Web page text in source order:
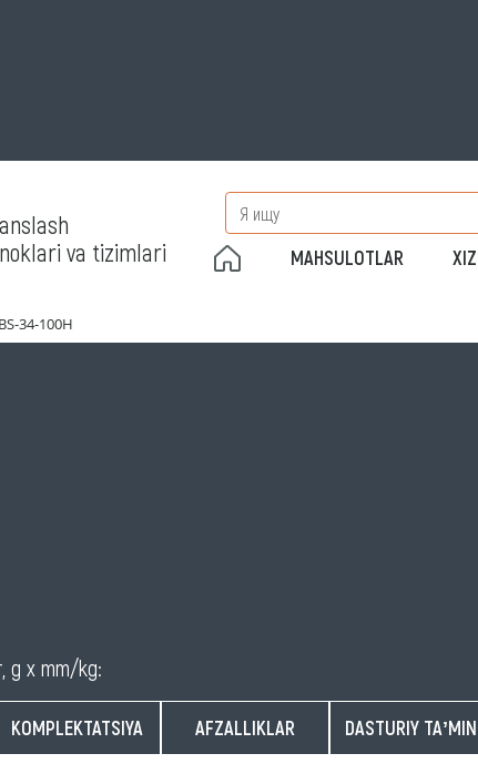
va tizimlari
MAHSULOTLAR
BS-34-100H
g x mm/kg:
KOMPLEKTATSIYA AFZALLIKLAR DASTURIY